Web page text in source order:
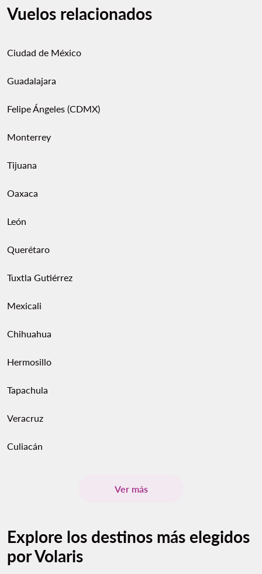
Vuelos relacionados
Ciudad de México
Guadalajara
Felipe Ángeles (CDMX)
Monterrey
Tijuana
Oaxaca
León
Querétaro
Tuxtla Gutiérrez
Mexicali
Chihuahua
Hermosillo
Tapachula
Veracruz
Culiacán
Ver más
Explore los destinos más elegidos
por Volaris